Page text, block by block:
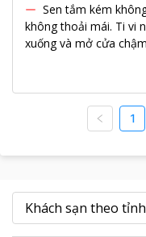
Sen tắm kém
không thoải mái. Ti vi
xuống và mở cửa
1